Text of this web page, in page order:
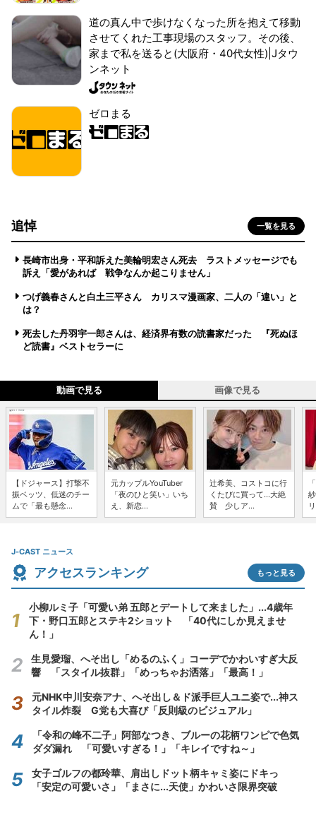
道の真ん中で歩けなくなった所を抱えて移動
させてくれた工事現場のスタッフ。その後、
家まで私を送ると(大阪府・40代女性)|Jタウ
ンネット
ゼロまる
追悼 一覧を見る
長崎市出身・平和訴えた美輪明宏さん死去 ラストメッセージでも
訴え「愛があれば 戦争なんか起こりません」
つげ義春さんと白土三平さん カリスマ漫画家、二人の「違い」と
は？
死去した丹羽宇一郎さんは、経済界有数の読書家だった 『死ぬほ
ど読書』ベストセラーに
動画で見る 画像で見る
【ドジャース】打撃不
振ベッツ、低迷のチー
ムで「最も懸念...
元カップルYouTuber
「夜のひと笑い」いち
え、新恋...
辻希美、コストコに行
くたびに買って...大絶
賛 少しア...
J-CAST ニュース
アクセスランキング もっと見る
小柳ルミ子「可愛い弟 五郎とデートして来ました」...4歳年
下・野口五郎とステキ2ショット 「40代にしか見えませ
ん！」
生見愛瑠、へそ出し「めるのふく」コーデでかわいすぎ大反
響 「スタイル抜群」「めっちゃお洒落」「最高！」
元NHK中川安奈アナ、へそ出し＆ド派手巨人ユニ姿で...神ス
タイル炸裂 G党も大喜び「反則級のビジュアル」
「令和の峰不二子」阿部なつき、ブルーの花柄ワンピで色気
ダダ漏れ 「可愛いすぎる！」「キレイですね～」
女子ゴルフの都玲華、肩出しドット柄キャミ姿にドキっ
「安定の可愛いさ」「まさに...天使」かわいさ限界突破